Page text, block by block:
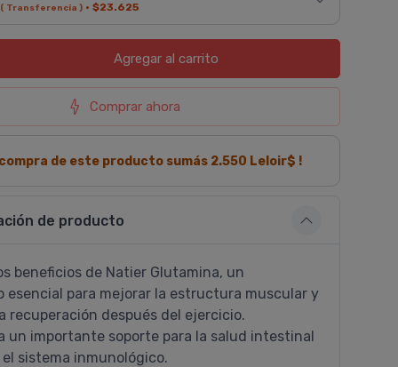
( Transferencia )· $23.625
Agregaral carrito
Comprar ahora
compra de este producto sumás 2.550 Leloir$ !
de producto
beneficios de Natier Glutamina, un
esencial para mejorar la estructura muscular y
recuperación después del ejercicio.
un importante soporte para la salud intestinal
sistema inmunológico.